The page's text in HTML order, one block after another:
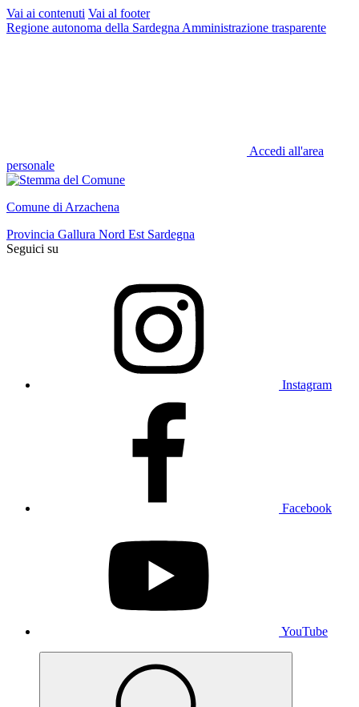
Vai ai contenuti Vai al footer
Regione autonoma della Sardegna Amministrazione trasparente
Accedi all'area
personale
Comune di Arzachena
Provincia Gallura Nord Est Sardegna
Seguici su
Instagram
Facebook
YouTube